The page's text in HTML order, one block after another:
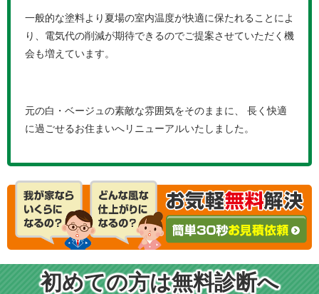
一般的な塗料より夏場の室内温度が快適に保たれることによ
り、電気代の削減が期待できるのでご提案させていただく機
会も増えています。
元の白・ベージュの素敵な雰囲気をそのままに、 長く快適
に過ごせるお住まいへリニューアルいたしました。
初めての方は無料診断へ